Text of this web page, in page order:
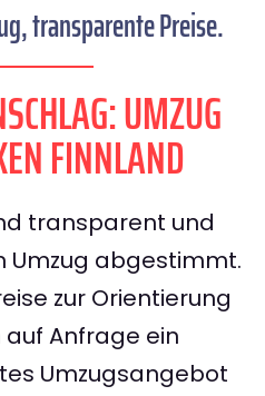
transparente Preise.
UMZUG
FINNLAND
transparent und
Umzug abgestimmt.
zur Orientierung
Anfrage ein
Umzugsangebot